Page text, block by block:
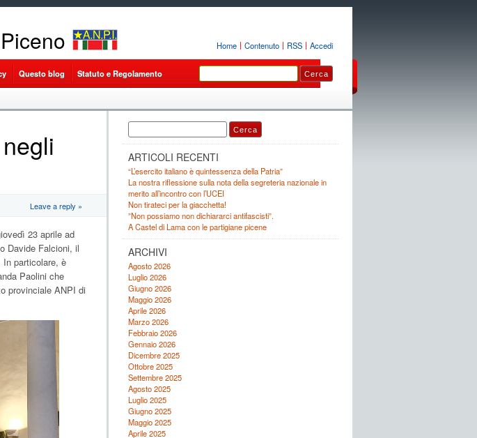
Home Contenuto RSS Accedi
Questo blog Statuto e Regolamento
Leave a reply »
23 aprile ad
Davide Falcioni, il
particolare, è
Paolini che
provinciale ANPI di
Ricerca
per:
ARTICOLI RECENTI
“L’esercito italiano è quintessenza della Patria”
La nostra riflessione sulla nota della segreteria nazionale in
merito all’incontro con l’UCEI
Non tirateci per la giacchetta!
”Non possiamo non dichiararci antifascisti”.
A Castel di Lama con le partigiane picene
ARCHIVI
Agosto 2026
Luglio 2026
Giugno 2026
Maggio 2026
Aprile 2026
Marzo 2026
Febbraio 2026
Gennaio 2026
Dicembre 2025
Ottobre 2025
Settembre 2025
Agosto 2025
Luglio 2025
Giugno 2025
Maggio 2025
Aprile 2025